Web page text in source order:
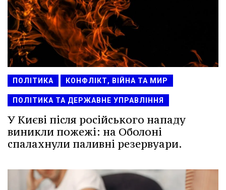
ПОЛІТИКА КОНФЛІКТ, ВІЙНА ТА МИР
ПОЛІТИКА ТА ДЕРЖАВНЕ УПРАВЛІННЯ
У Києві після російського нападу
виникли пожежі: на Оболоні
спалахнули паливні резервуари.